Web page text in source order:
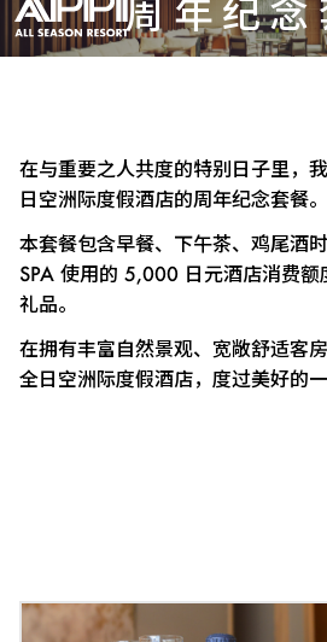
周年纪
在与重要之人共度的特别日子里，
日空洲际度假酒店的周年纪念套餐。
本套餐包含早餐、下午茶、鸡尾酒
SPA 使用的 5,000 日元酒店消费
礼品。
在拥有丰富自然景观、宽敞舒适客
全日空洲际度假酒店，度过美好的一